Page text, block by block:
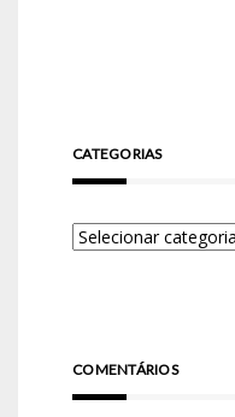
CATEGORIAS
COMENTÁRIOS